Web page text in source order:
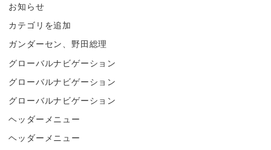
お知らせ
カテゴリを追加
ガンダーセン、野田総理
グローバルナビゲーション
グローバルナビゲーション
グローバルナビゲーション
ヘッダーメニュー
ヘッダーメニュー